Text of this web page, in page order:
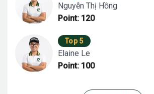
Nguyễn Thị Hồng
Point: 120
Top 5
Elaine Le
Point: 100